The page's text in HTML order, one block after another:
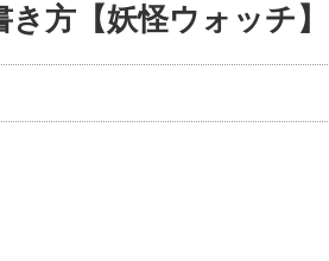
方【妖怪ウォッチ】